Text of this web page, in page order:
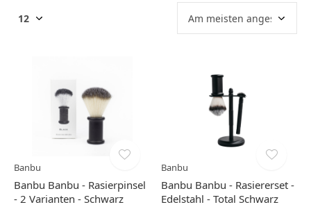
Banbu
Banbu Banbu - Rasierpinsel
- 2 Varianten - Schwarz
Banbu
Banbu Banbu - Rasiererset -
Edelstahl - Total Schwarz